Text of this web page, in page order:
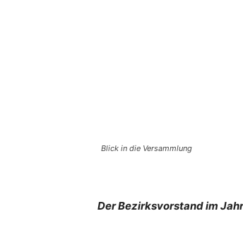
Blick in die Versammlung
Der Bezirksvorstand im